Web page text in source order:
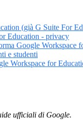
(già G Suite For
Education - privacy
Google Workspace
e studenti
Workspace for
ufficiali di Google.